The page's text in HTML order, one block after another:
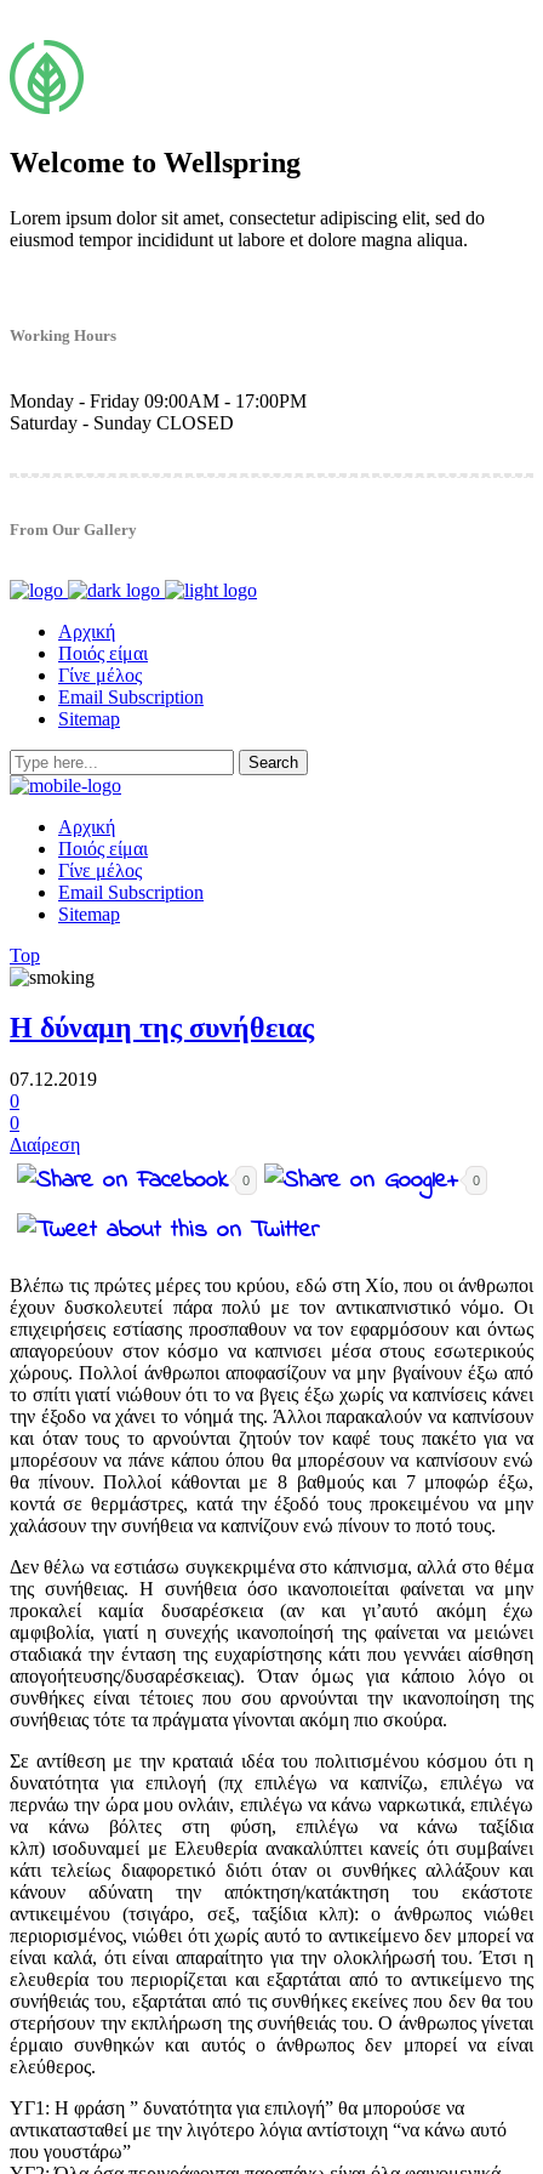
Welcome to Wellspring
Lorem ipsum dolor sit amet, consectetur adipiscing elit, sed do
eiusmod tempor incididunt ut labore et dolore magna aliqua.
Working Hours
Monday - Friday 09:00AM - 17:00PM
Saturday - Sunday CLOSED
From Our Gallery
Αρχική
Ποιός είμαι
Γίνε μέλος
Email Subscription
Sitemap
Αρχική
Ποιός είμαι
Γίνε μέλος
Email Subscription
Sitemap
Top
Η δύναμη της συνήθειας
07.12.2019
0
0
Διαίρεση
0 0
Βλέπω τις πρώτες μέρες του κρύου, εδώ στη Χίο, που οι άνθρωποι
έχουν δυσκολευτεί πάρα πολύ με τον αντικαπνιστικό νόμο. Οι
επιχειρήσεις εστίασης προσπαθουν να τον εφαρμόσουν και όντως
απαγορεύουν στον κόσμο να καπνισει μέσα στους εσωτερικούς
χώρους. Πολλοί άνθρωποι αποφασίζουν να μην βγαίνουν έξω από
το σπίτι γιατί νιώθουν ότι το να βγεις έξω χωρίς να καπνίσεις κάνει
την έξοδο να χάνει το νόημά της. Άλλοι παρακαλούν να καπνίσουν
και όταν τους το αρνούνται ζητούν τον καφέ τους πακέτο για να
μπορέσουν να πάνε κάπου όπου θα μπορέσουν να καπνίσουν ενώ
θα πίνουν. Πολλοί κάθονται με 8 βαθμούς και 7 μποφώρ έξω,
κοντά σε θερμάστρες, κατά την έξοδό τους προκειμένου να μην
χαλάσουν την συνήθεια να καπνίζουν ενώ πίνουν το ποτό τους.
Δεν θέλω να εστιάσω συγκεκριμένα στο κάπνισμα, αλλά στο θέμα
της συνήθειας. Η συνήθεια όσο ικανοποιείται φαίνεται να μην
προκαλεί καμία δυσαρέσκεια (αν και γι’αυτό ακόμη έχω
αμφιβολία, γιατί η συνεχής ικανοποίησή της φαίνεται να μειώνει
σταδιακά την ένταση της ευχαρίστησης κάτι που γεννάει αίσθηση
απογοήτευσης/δυσαρέσκειας). Όταν όμως για κάποιο λόγο οι
συνθήκες είναι τέτοιες που σου αρνούνται την ικανοποίηση της
συνήθειας τότε τα πράγματα γίνονται ακόμη πιο σκούρα.
Σε αντίθεση με την κραταιά ιδέα του πολιτισμένου κόσμου ότι η
δυνατότητα για επιλογή (πχ επιλέγω να καπνίζω, επιλέγω να
περνάω την ώρα μου ονλάιν, επιλέγω να κάνω ναρκωτικά, επιλέγω
να κάνω βόλτες στη φύση, επιλέγω να κάνω ταξίδια
κλπ) ισοδυναμεί με Ελευθερία ανακαλύπτει κανείς ότι συμβαίνει
κάτι τελείως διαφορετικό διότι όταν οι συνθήκες αλλάξουν και
κάνουν αδύνατη την απόκτηση/κατάκτηση του εκάστοτε
αντικειμένου (τσιγάρο, σεξ, ταξίδια κλπ): ο άνθρωπος νιώθει
περιορισμένος, νιώθει ότι χωρίς αυτό το αντικείμενο δεν μπορεί να
είναι καλά, ότι είναι απαραίτητο για την ολοκλήρωσή του. Έτσι η
ελευθερία του περιορίζεται και εξαρτάται από το αντικείμενο της
συνήθειάς του, εξαρτάται από τις συνθήκες εκείνες που δεν θα του
στερήσουν την εκπλήρωση της συνήθειάς του. Ο άνθρωπος γίνεται
έρμαιο συνθηκών και αυτός ο άνθρωπος δεν μπορεί να είναι
ελεύθερος.
ΥΓ1: Η φράση ” δυνατότητα για επιλογή” θα μπορούσε να
αντικατασταθεί με την λιγότερο λόγια αντίστοιχη “να κάνω αυτό
που γουστάρω”